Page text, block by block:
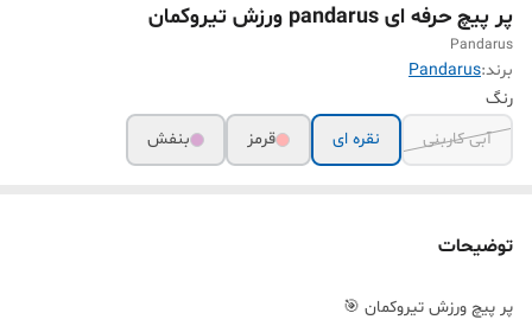
پر پیچ حرفه ای pandarus ورزش تیروکمان
Pandarus
برند:Pandarus
رنگ
آبی کاربنی
نقره ای قرمز بنفش
توضیحات
پر پیچ ورزش تیروکمان 🎯